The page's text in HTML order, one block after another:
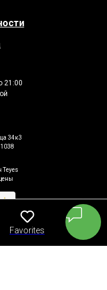
Favorites
Favorites
34к3
21:00